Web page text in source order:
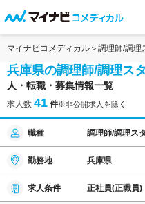
マイナビコメディカル 調理師/調理
兵庫県の調理師/調理ス
人・転職・募集情報一覧
求人数 41 件※非公開求人を除く
職種 調理師/調理ス
勤務地 兵庫県
求人条件 正社員(正職員)